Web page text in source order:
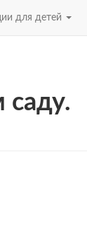
для детей
саду.